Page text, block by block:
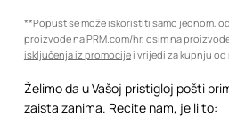
**Popust se može iskoristiti samo jednom,
proizvode na PRM.com/hr, osim na
isključenja iz promocijei vrijedi za kupnju od
Želimo da u Vašoj pristigloj pošti
zaista zanima. Recite nam, je li to: